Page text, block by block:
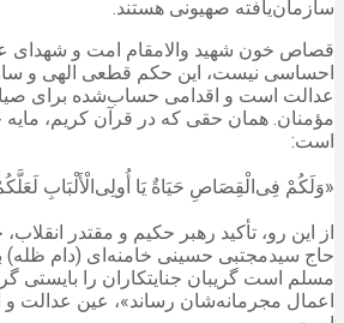
سازمان‌یافته صهیونی هستند.
قصاص خون شهید والامقام امت و شهدای
احساسی نیست، این حکم قطعی الهی و
عدالت است و اقدامی حساب‌شده برای
مؤمنان. همان حقی که در قرآن کریم،
است:
«وَلَکُمْ فِی‌الْقِصَاصِ حَیَاةٌ یَا أُولِی‌الْأَلْبَابِ
از این رو، تأکید رهبر حکیم و مقتدر
حاج سیدمجتبی حسینی خامنه‌ای (دام ظله)
مسلم است گریبان جنایتکاران را بایستی
اعمال مجرمانه‌شان رساند»، عین عدالت